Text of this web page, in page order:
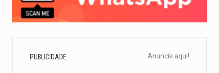
PUBLICIDADE Anuncie aqui!